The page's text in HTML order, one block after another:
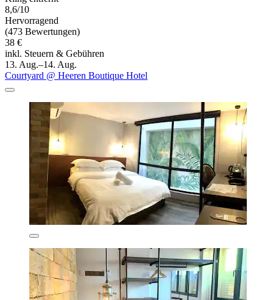
8,6/10
Hervorragend
(473 Bewertungen)
38 €
inkl. Steuern & Gebühren
13. Aug.–14. Aug.
Courtyard @ Heeren Boutique Hotel